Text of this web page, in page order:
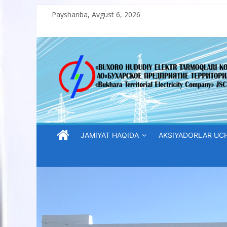
content
Payshanba, Avgust 6, 2026
“Buxoro
hududiy
elektr
tarmoqlari
korxonasi”
“Buxoro
JAMIYAT HAQIDA AKSIYADORLAR